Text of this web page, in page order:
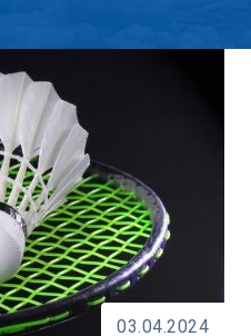
03.04.2024